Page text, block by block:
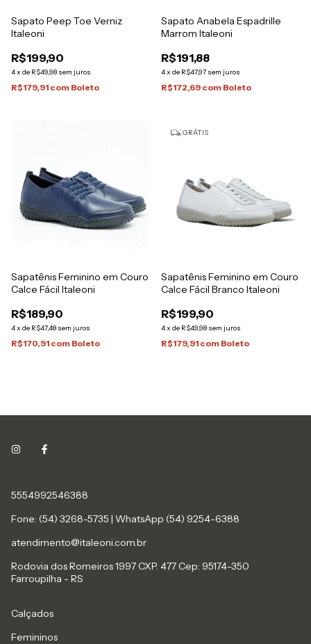
Sapato Peep Toe Verniz
Italeoni
R$199,90
4x de R$49,98 sem juros
R$179,91 com Boleto
Sapato Anabela Espadrille
Marrom Italeoni
R$191,88
4x de R$47,97 sem juros
R$172,69 com Boleto
Sapatênis Feminino em Couro
Calce Fácil Italeoni
R$189,90
4x de R$47,48 sem juros
R$170,91 com Boleto
GRÁTIS
Sapatênis Feminino em Couro
Calce Fácil Branco Italeoni
R$199,90
4x de R$49,98 sem juros
R$179,91 com Boleto
5554992546388
Fone: (54) 3268-5735 | WhatsApp (54) 9254-6388
atendimento@italeoni.com.br
Rodovia dos Romeiros 1997 CXP. 477 Cep: 95174-350
Farroupilha - RS
Calçados
Femininos